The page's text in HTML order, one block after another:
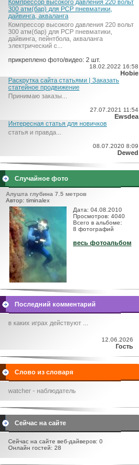
Компрессор высокого давления 220 вольт
300 атм(бар) для PCP пневматики,
дайвинга, акваланга
Компрессор высокого давления 220 вольт
300 атм(бар) для PCP пневматики,
дайвинга, пейнтбола, акваланга
электрический c...
прикреплено фото/видео: 2 шт.
18.02.2022 16:58
Hobie
Раскрутка сайта статьями | Заказать
статейное продвижение
Принимаю заказы...
27.07.2021 11:54
Ewsdea
Интересная статья для новичков
статья и правда...
08.07.2020 8:09
Dewed
Случайное фото
Алушта глубина 7.5 метров
Автор: timinalex
Дата: 04.08.2010
Просмотров: 4040
Всего в альбоме:
8 фотографий
весь фотоальбом
Последний комментарий
в каких играх действуют ...
12.06.2026
Гость
Слово из словаря
watcher - наблюдатель
Сейчас на сайте
Сейчас на сайте веб-дайверов: 0
Онлайн гостей: 28